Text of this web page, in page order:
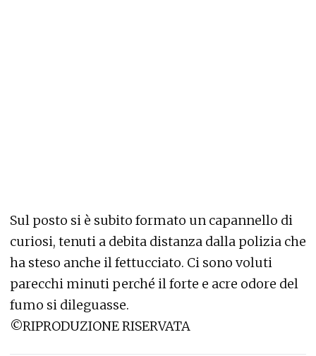
Sul posto si è subito formato un capannello di
curiosi, tenuti a debita distanza dalla polizia che
ha steso anche il fettucciato. Ci sono voluti
parecchi minuti perché il forte e acre odore del
fumo si dileguasse.
©RIPRODUZIONE RISERVATA